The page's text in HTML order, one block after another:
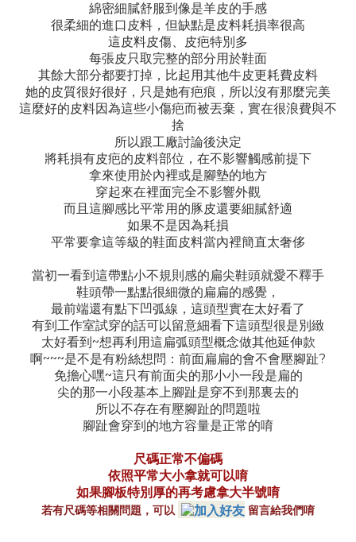
綿密細膩舒服到像是羊皮的手感
很柔細的進口皮料，但缺點是皮料耗損率很高
這皮料皮傷、皮疤特別多
每張皮只取完整的部分用於鞋面
其餘大部分都要打掉，比起用其他牛皮更耗費皮料
她的皮質很好很好，只是她有疤痕，所以沒有那麼完美
這麼好的皮料因為這些小傷疤而被丟棄，實在很浪費與不
捨
所以跟工廠討論後決定
將耗損有皮疤的皮料部位，在不影響觸感前提下
拿來使用於內裡或是腳墊的地方
穿起來在裡面完全不影響外觀
而且這腳感比平常用的豚皮還要細膩舒適
如果不是因為耗損
平常要拿這等級的鞋面皮料當內裡簡直太奢侈
當初一看到這帶點小不規則感的扁尖鞋頭就愛不釋手
鞋頭帶一點點很細微的扁扁的感覺，
最前端還有點下凹弧線，這頭型實在太好看了
有到工作室試穿的話可以留意細看下這頭型很是別緻
太好看到 ~想再利用這扁弧頭型概念做其他延伸款
啊~~~是不是有粉絲想問：前面扁扁的會不會壓腳趾?
免擔心嘿~這只有前面尖的那小小一段是扁的
尖的那一小段基本上腳趾是穿不到那裏去的
所以不存在有壓腳趾的問題啦
腳趾會穿到的地方容量是正常的唷
尺碼正常不偏碼
依照平常大小拿就可以唷
如果腳板特別厚的再考慮拿大半號唷
若有尺碼等相關問題，可以 留言給我們唷